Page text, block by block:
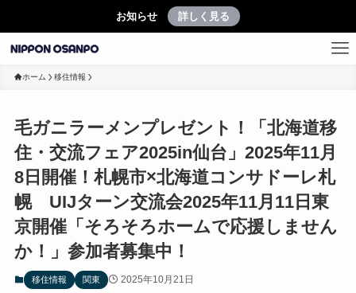
お知らせ 詳しく見る
ホーム 移住情報
毛ガニラーメンプレゼント！「北海道移
住・交流フェア2025in仙台」2025年11月
8日開催！札幌市×北海道コンサドーレ札
幌 UIJターン交流会2025年11月11日東
京開催「そろそろホームで応援しません
か！」参加者募集中！
移住情報 関東 2025年10月21日